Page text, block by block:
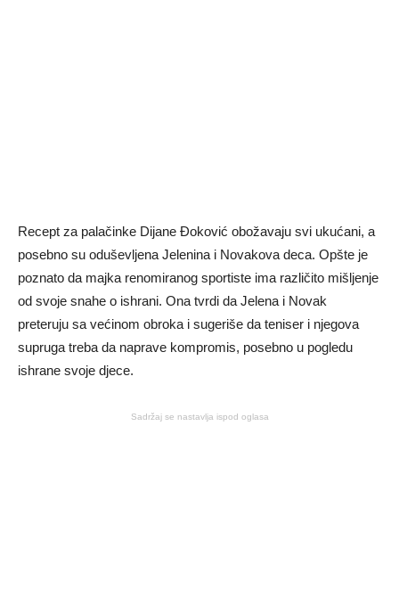
Recept za palačinke Dijane Đoković obožavaju svi ukućani, a
posebno su oduševljena Jelenina i Novakova deca. Opšte je
poznato da majka renomiranog sportiste ima različito mišljenje
od svoje snahe o ishrani. Ona tvrdi da Jelena i Novak
preteruju sa većinom obroka i sugeriše da teniser i njegova
supruga treba da naprave kompromis, posebno u pogledu
ishrane svoje djece.
Sadržaj se nastavlja ispod oglasa